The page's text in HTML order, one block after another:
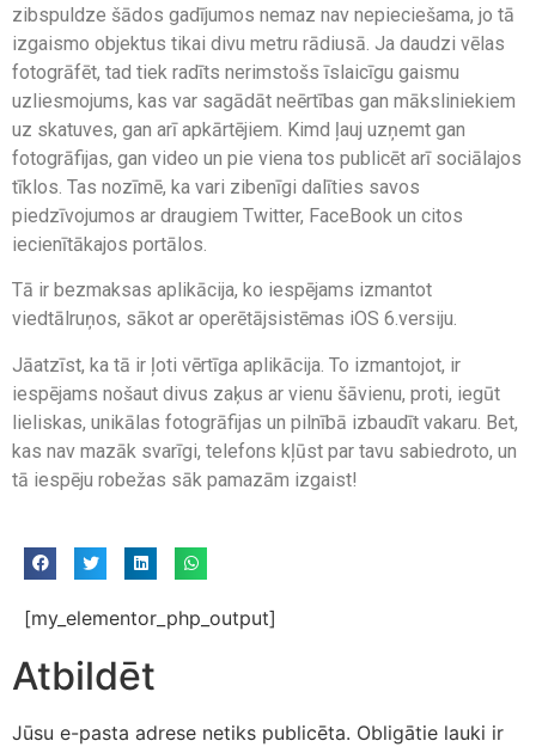
zibspuldze šādos gadījumos nemaz nav nepieciešama, jo tā
izgaismo objektus tikai divu metru rādiusā. Ja daudzi vēlas
fotogrāfēt, tad tiek radīts nerimstošs īslaicīgu gaismu
uzliesmojums, kas var sagādāt neērtības gan māksliniekiem
uz skatuves, gan arī apkārtējiem. Kimd ļauj uzņemt gan
fotogrāfijas, gan video un pie viena tos publicēt arī sociālajos
tīklos. Tas nozīmē, ka vari zibenīgi dalīties savos
piedzīvojumos ar draugiem Twitter, FaceBook un citos
iecienītākajos portālos.
Tā ir bezmaksas aplikācija, ko iespējams izmantot
viedtālruņos, sākot ar operētājsistēmas iOS 6.versiju.
Jāatzīst, ka tā ir ļoti vērtīga aplikācija. To izmantojot, ir
iespējams nošaut divus zaķus ar vienu šāvienu, proti, iegūt
lieliskas, unikālas fotogrāfijas un pilnībā izbaudīt vakaru. Bet,
kas nav mazāk svarīgi, telefons kļūst par tavu sabiedroto, un
tā iespēju robežas sāk pamazām izgaist!
[my_elementor_php_output]
Atbildēt
Jūsu e-pasta adrese netiks publicēta. Obligātie lauki ir